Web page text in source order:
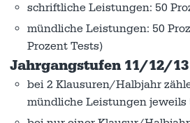
schriftliche Leistungen: 50
mündliche Leistungen: 50
Prozent Tests)
Jahrgangstufen 11/12/13
bei 2 Klausuren/Halbjahr
mündliche Leistungen jeweils